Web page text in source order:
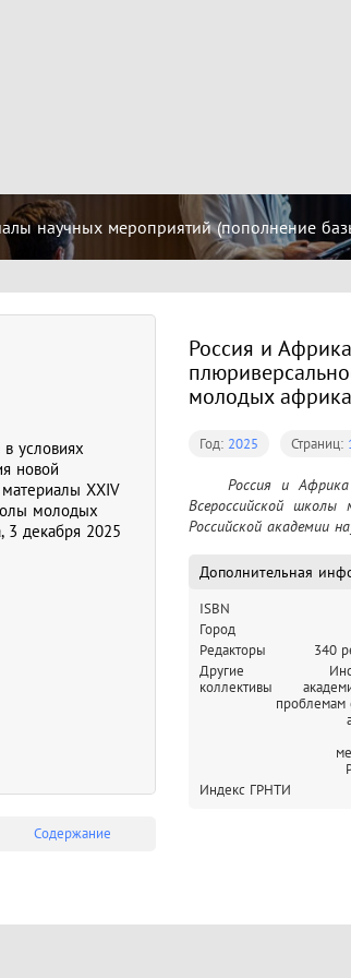
научных мероприятий (пополнение
условиях
новой
XXIV
молодых
3 декабря 2025
Содержание
Россия и
молодых
Год: 2025 Страниц:
	Россия и Африка в условиях формирования новой плюриверсальности : материалы XXIV
Всероссийской
Российской академии
Дополнительная
ISBN
Город
Редакторы
340
Другие
коллективы
проблемам
Индекс ГРНТИ